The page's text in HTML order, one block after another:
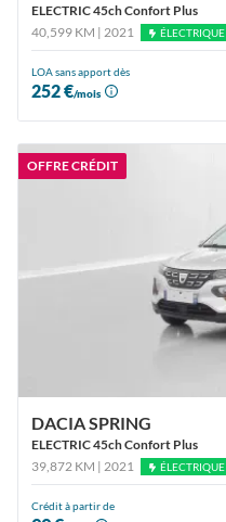
ELECTRIC 45ch Confort Plus
40,599 KM | 2021
ÉLECTRIQUE
LOA sans apport dès
252 €/mois
OFFRE CRÉDIT
DACIA SPRING
ELECTRIC 45ch Confort Plus
39,872 KM | 2021
ÉLECTRIQUE
Crédit à partir de